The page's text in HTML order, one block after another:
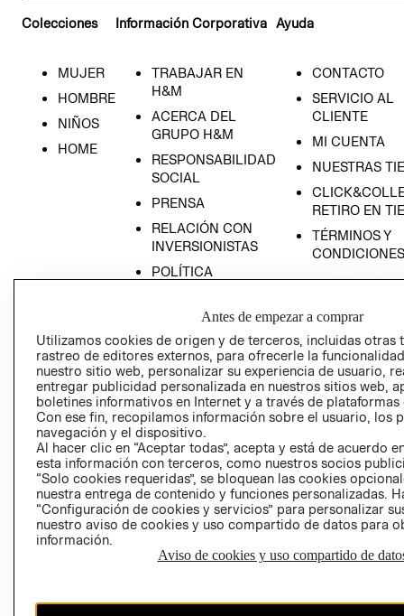
Colecciones
MUJER
HOMBRE
NIÑOS
HOME
Información Corporativa
TRABAJAR EN
H&M
ACERCA DEL
GRUPO H&M
RESPONSABILIDAD
SOCIAL
PRENSA
RELACIÓN CON
INVERSIONISTAS
POLÍTICA
Ayuda
CONTACTO
SERVICIO AL
CLIENTE
MI CUENTA
NUESTRAS
RETIRO EN
TÉRMINOS Y
CONDICIONES
AVISO DE
PRIVACIDAD
GIFT CARD
AVISO DE
CAMBIAR REGIÓN
Antes de empezar a comprar
Utilizamos cookies de origen y de terceros, incluidas otras
rastreo de editores externos, para ofrecerle la
nuestro sitio web, personalizar su experiencia de usuario,
entregar publicidad personalizada en nuestros sitios web,
boletines informativos en Internet y a través de plataformas
Con ese fin, recopilamos información sobre el usuario, los
navegación y el dispositivo.
Al hacer clic en “Aceptar todas”, acepta y está de acuerdo
esta información con terceros, como nuestros socios
“Solo cookies requeridas”, se bloquean las cookies
nuestra entrega de contenido y funciones personalizadas.
“Configuración de cookies y servicios” para personalizar
nuestro aviso de cookies y uso compartido de datos para
información.
Aviso de cookies y uso compartido de